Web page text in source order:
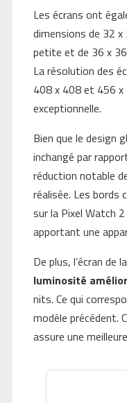
Les écrans ont
dimensions de 32
petite et de 36 x
La résolution des
408 x 408 et 456
exceptionnelle.
Bien que le design
inchangé par
réduction notable
réalisée. Les bords
sur la Pixel Watch
apportant une
De plus, l’écran de
luminosité
nits. Ce qui
modèle précédent.
assure une